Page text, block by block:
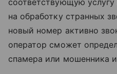
на обработку странных
новый номер активно
оператор сможет
спамера или мошенника